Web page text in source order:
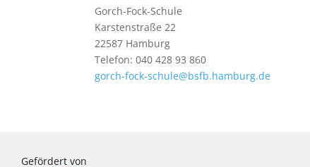
Gorch-Fock-Schule
Karstenstraße 22
22587 Hamburg
Telefon: 040 428 93 860
gorch-fock-schule@bsfb.hamburg.de
Gefördert von